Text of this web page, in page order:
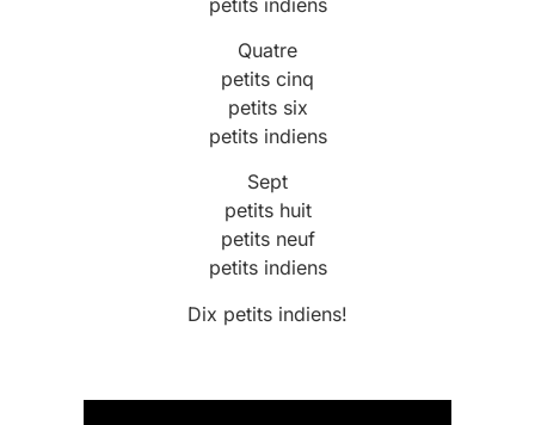
Quatre
petits cinq
petits six
petits indiens
Sept
petits huit
petits neuf
petits indiens
Dix petits indiens!